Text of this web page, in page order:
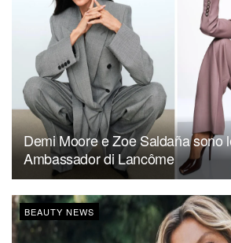
Demi Moore e Zoe Saldaña sono
Ambassador di Lancôme
BEAUTY NEWS